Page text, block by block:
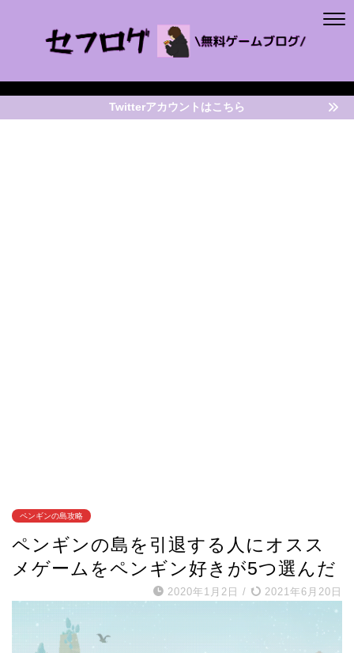
Twitterアカウントはこちら
ペンギンの島攻略
ペンギンの島を引退する人にオスス
メゲームをペンギン好きが5つ選んだ
2020年1月2日 / 2021年6月20日